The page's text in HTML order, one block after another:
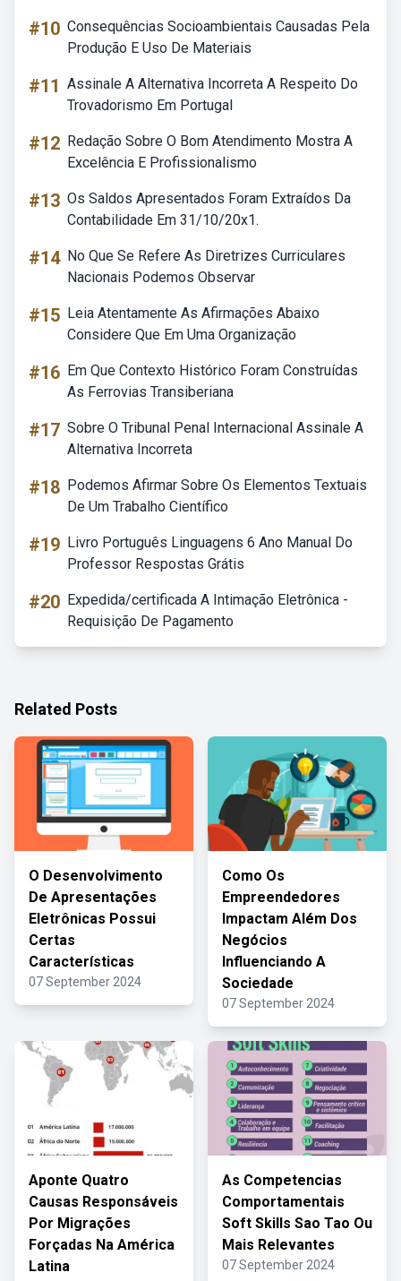
#10 Consequências Socioambientais Causadas Pela
Produção E Uso De Materiais
#11 Assinale A Alternativa Incorreta A Respeito Do
Trovadorismo Em Portugal
#12 Redação Sobre O Bom Atendimento Mostra A
Excelência E Profissionalismo
#13 Os Saldos Apresentados Foram Extraídos Da
Contabilidade Em 31/10/20x1.
#14 No Que Se Refere As Diretrizes Curriculares
Nacionais Podemos Observar
#15 Leia Atentamente As Afirmações Abaixo
Considere Que Em Uma Organização
#16 Em Que Contexto Histórico Foram Construídas
As Ferrovias Transiberiana
#17 Sobre O Tribunal Penal Internacional Assinale A
Alternativa Incorreta
#18 Podemos Afirmar Sobre Os Elementos Textuais
De Um Trabalho Científico
#19 Livro Português Linguagens 6 Ano Manual Do
Professor Respostas Grátis
#20 Expedida/certificada A Intimação Eletrônica -
Requisição De Pagamento
Related Posts
O Desenvolvimento
De Apresentações
Eletrônicas Possui
Certas
Características
07 September 2024
Como Os
Empreendedores
Impactam Além Dos
Negócios
Influenciando A
Sociedade
07 September 2024
Aponte Quatro
Causas Responsáveis
Por Migrações
Forçadas Na América
Latina
As Competencias
Comportamentais
Soft Skills Sao Tao Ou
Mais Relevantes
07 September 2024